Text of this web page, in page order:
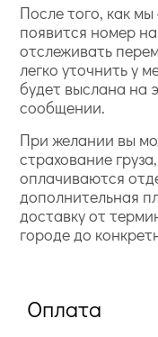
После того, как мы
появится номер
отслеживать
легко уточнить у
будет выслана на
сообщении.
При желании вы
страхование
оплачиваются
дополнительная
доставку от
городе до
Оплата